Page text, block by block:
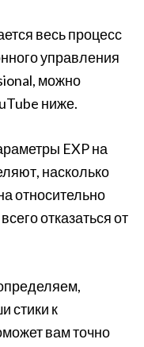
весь процесс
управления
можно
ниже.
EXP на
насколько
относительно
отказаться от
стики к
вам точно